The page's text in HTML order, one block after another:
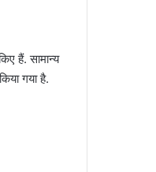
हैं. सामान्य
गया है.